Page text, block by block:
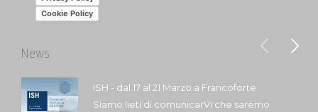
Cookie Policy
News
ISH - dal 17 al 21 Marzo a Francoforte
Siamo lieti di comunicarVi che saremo